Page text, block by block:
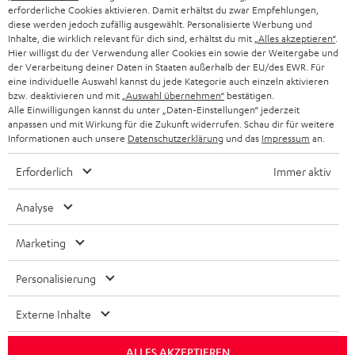
KOPFHÖRER
BLUETOOTH-KOPFHÖRER
STEREOANLAGEN
LAUTSPRECHER
ULTIMA-SERIE
IN-EAR-KOPFHÖRER
FANSHOP
NEUHEITEN
PARTNERPROGRAMM
BLOG
NEWSLETTER
STORES
DEINE VORTEILE BEI TEUFEL
UNSER MANAGEMENT
NACHHALTIGKEIT
UNSERE WERTE
BILDUNGSRABATT
NIEDERLANDE
BELGIEN
FRANKREICH
POLEN
SPANIEN
ITALIEN
Technische Änderungen, Tippfehler und Irrtum vorbehalten. Das auf unseren
Fotos abgebildete Zubehör ist nicht im Lieferumfang enthalten. Etwaige
Entsorgungsgebühren für Batterien sind im Preis inbegriffen.
erforderliche Cookies aktivieren. Damit erhältst du zwar Empfehlungen,
diese werden jedoch zufällig ausgewählt. Personalisierte Werbung und
Inhalte, die wirklich relevant für dich sind, erhältst du mit „Alles akzeptieren“.
Hier willigst du der Verwendung aller Cookies ein sowie der Weitergabe und
der Verarbeitung deiner Daten in Staaten außerhalb der EU/des EWR. Für
eine individuelle Auswahl kannst du jede Kategorie auch einzeln aktivieren
bzw. deaktivieren und mit „Auswahl übernehmen“ bestätigen.
Alle Einwilligungen kannst du unter „Daten-Einstellungen“ jederzeit
anpassen und mit Wirkung für die Zukunft widerrufen. Schau dir für weitere
Informationen auch unsere Datenschutzerklärung und das Impressum an.
Erforderlich Immer aktiv
Analyse
Marketing
Personalisierung
Externe Inhalte
ALLES AKZEPTIEREN